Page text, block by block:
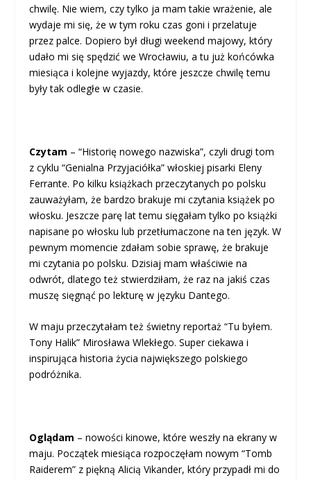
chwilę. Nie wiem, czy tylko ja mam takie wrażenie, ale
wydaje mi się, że w tym roku czas goni i przelatuje
przez palce. Dopiero był długi weekend majowy, który
udało mi się spędzić we Wrocławiu, a tu już końcówka
miesiąca i kolejne wyjazdy, które jeszcze chwilę temu
były tak odległe w czasie.
Czytam – “Historię nowego nazwiska”, czyli drugi tom
z cyklu “Genialna Przyjaciółka” włoskiej pisarki Eleny
Ferrante. Po kilku książkach przeczytanych po polsku
zauważyłam, że bardzo brakuje mi czytania książek po
włosku. Jeszcze parę lat temu sięgałam tylko po książki
napisane po włosku lub przetłumaczone na ten język. W
pewnym momencie zdałam sobie sprawę, że brakuje
mi czytania po polsku. Dzisiaj mam właściwie na
odwrót, dlatego też stwierdziłam, że raz na jakiś czas
muszę sięgnąć po lekturę w języku Dantego.
W maju przeczytałam też świetny reportaż “Tu byłem.
Tony Halik” Mirosława Wlekłego. Super ciekawa i
inspirująca historia życia największego polskiego
podróżnika.
Oglądam – nowości kinowe, które weszły na ekrany w
maju. Początek miesiąca rozpoczęłam nowym “Tomb
Raiderem” z piękną Alicią Vikander, który przypadł mi do